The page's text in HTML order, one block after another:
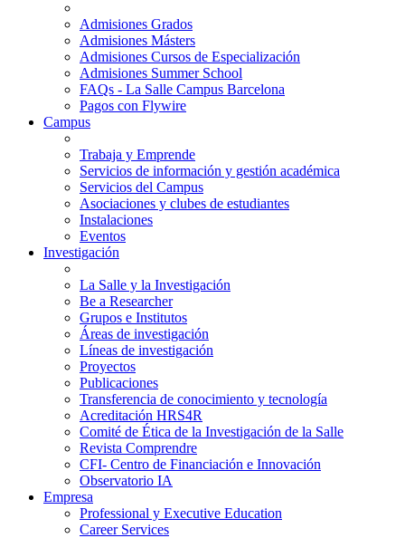
Admisiones Grados
Admisiones Másters
Admisiones Cursos de Especialización
Admisiones Summer School
FAQs - La Salle Campus Barcelona
Pagos con Flywire
Campus
Trabaja y Emprende
Servicios de información y gestión académica
Servicios del Campus
Asociaciones y clubes de estudiantes
Instalaciones
Eventos
Investigación
La Salle y la Investigación
Be a Researcher
Grupos e Institutos
Áreas de investigación
Líneas de investigación
Proyectos
Publicaciones
Transferencia de conocimiento y tecnología
Acreditación HRS4R
Comité de Ética de la Investigación de la Salle
Revista Comprendre
CFI- Centro de Financiación e Innovación
Observatorio IA
Empresa
Professional y Executive Education
Career Services